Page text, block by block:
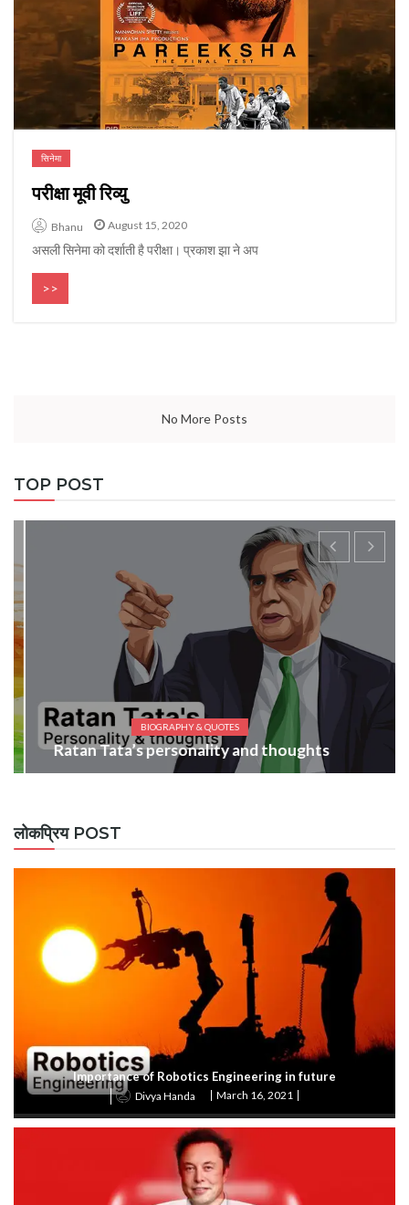
सिनेमा
परीक्षा मूवी रिव्यु
Bhanu August 15, 2020
असली सिनेमा को दर्शाती है परीक्षा। प्रकाश झा ने अप
>>
No More Posts
TOP POST
BIOGRAPHY & QUOTES
Ratan Tata’s personality and thoughts
लोकप्रिय POST
Importance of Robotics Engineering in future
Divya Handa March 16, 2021